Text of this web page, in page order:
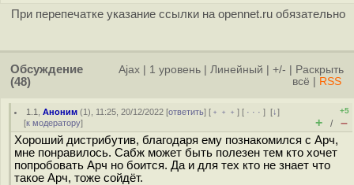
При перепечатке указание ссылки на opennet.ru обязательно
Обсуждение
(48)
Ajax 1 уровень Линейный +/-
Раскрыть
всё
RSS
1.1 ,Аноним (1), 11:25, 20/12/2022 [ответить] [ ﹢﹢﹢] [ · · ·][↓]
[к модератору]
+5
+ / –
Хороший дистрибутив, благодаря ему познакомился с Арч,
мне понравилось. Сабж может быть полезен тем кто хочет
попробовать Арч но боится. Да и для тех кто не знает что
такое Арч, тоже сойдёт.